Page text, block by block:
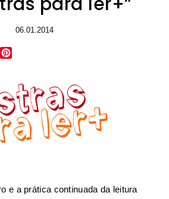
06.01.2014
Copy
e a prática continuada da leitura